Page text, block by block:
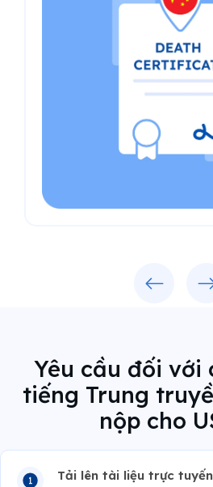
Yêu cầu đối với
tiếng Trung
nộp cho
Tải lên tài liệu trực